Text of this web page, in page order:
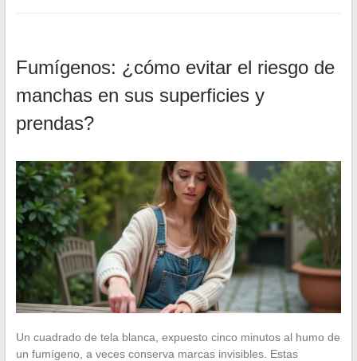
Fumígenos: ¿cómo evitar el riesgo de
manchas en sus superficies y
prendas?
Un cuadrado de tela blanca, expuesto cinco minutos al humo de
un fumígeno, a veces conserva marcas invisibles. Estas